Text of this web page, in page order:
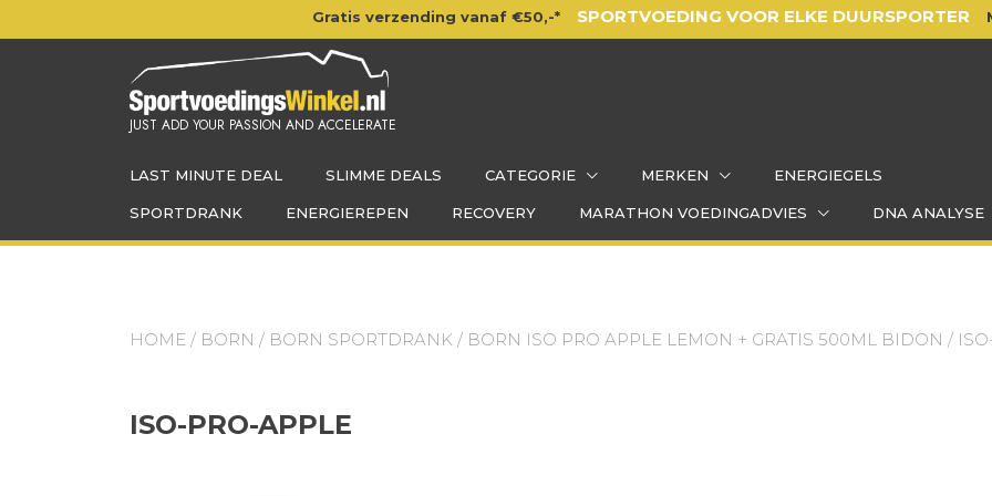
naar
Gratis verzending vanaf €50,-* SPORTVOEDING VOOR ELKE DUURSPORTER
JUST ADD YOUR PASSION AND ACCELERATE
LAST MINUTE DEAL SLIMME DEALS CATEGORIE MERKEN ENERGIEGELS
SPORTDRANK ENERGIEREPEN RECOVERY MARATHON VOEDINGADVIES DNA ANALYSE
HOME / BORN / BORN SPORTDRANK / BORN ISO PRO APPLE LEMON + GRATIS 500ML BIDON /
ISO-PRO-APPLE